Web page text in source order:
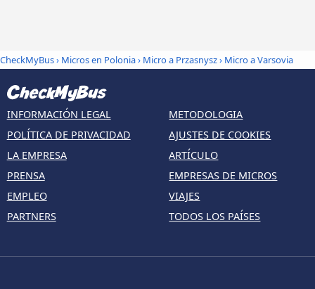
CheckMyBus› Micros en Polonia› Micro a Przasnysz› Micro a Varsovia
INFORMACIÓN LEGAL
POLÍTICA DE PRIVACIDAD
LA EMPRESA
PRENSA
EMPLEO
PARTNERS
METODOLOGIA
AJUSTES DE COOKIES
ARTÍCULO
EMPRESAS DE MICROS
VIAJES
TODOS LOS PAÍSES